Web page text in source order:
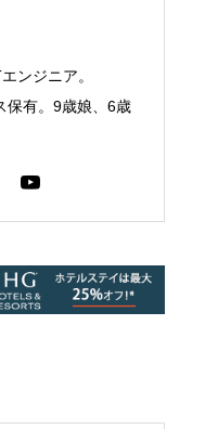
ンジニア。
保有。9歳娘、6歳